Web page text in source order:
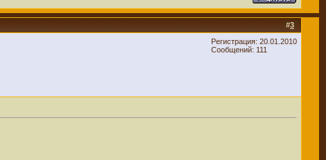
#3
Регистрация: 20.01.2010
Сообщений: 111